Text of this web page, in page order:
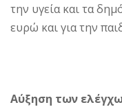
την υγεία και τα
ευρώ και για την
Αύξηση των